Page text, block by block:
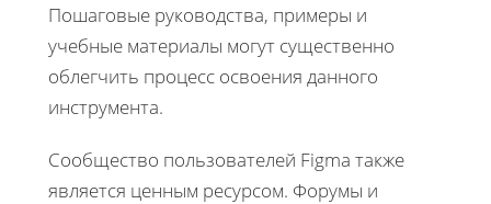
Пошаговые руководства, примеры и
учебные материалы могут существенно
облегчить процесс освоения данного
инструмента.
Сообщество пользователей Figma также
является ценным ресурсом. Форумы и